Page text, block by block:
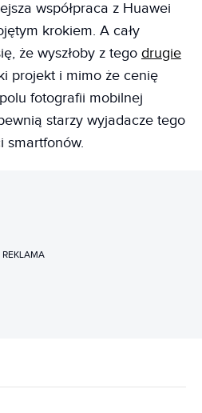
współpraca z Huawei
krokiem. A cały
że wyszłoby z tego drugie
projekt i mimo że cenię
fotografii mobilnej
starzy wyjadacze tego
smartfonów.
REKLAMA